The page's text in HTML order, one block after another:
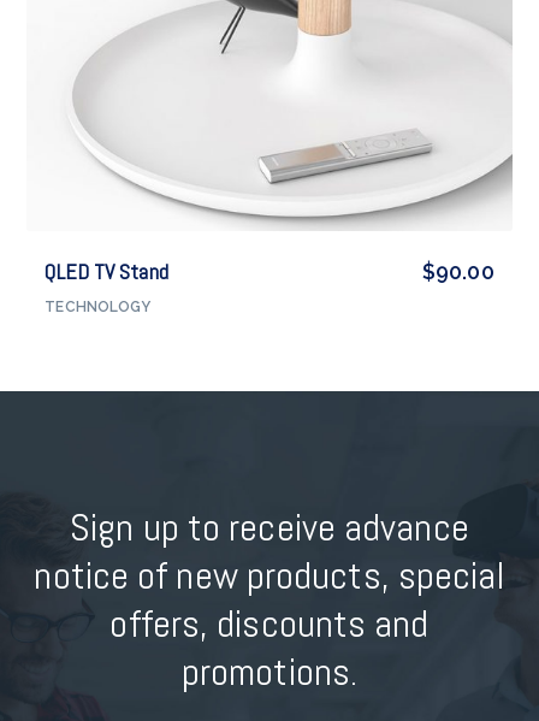
QLED TV Stand
TECHNOLOGY
$90.00
Sign up to receive advance
notice of new products, special
offers, discounts and
promotions.